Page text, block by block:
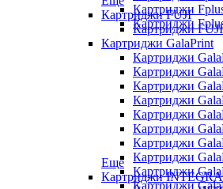
Картриджи
Картриджи
Картриджи FUJI
Картриджи
Картриджи GalaPrint
Картриджи
Картриджи
Картриджи
Картриджи
Картриджи
Картриджи
Картриджи
Картриджи
Картриджи
Картриджи
Еще
Картриджи